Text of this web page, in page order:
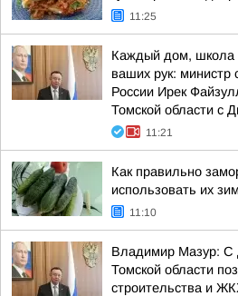
11:25
Каждый дом, школа
ваших рук: министр
России Ирек
Томской области с
11:21
Как правильно
использовать их
11:10
Владимир Мазур: С
Томской области
строительства и